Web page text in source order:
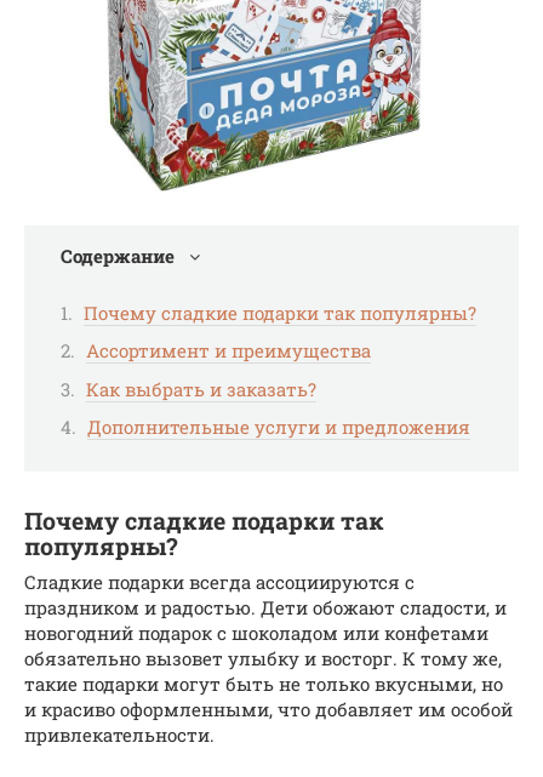
Содержание
Почему сладкие подарки так популярны?
Ассортимент и преимущества
Как выбрать и заказать?
Дополнительные услуги и предложения
Почему сладкие подарки так
популярны?
Сладкие подарки всегда ассоциируются с
праздником и радостью. Дети обожают сладости, и
новогодний подарок с шоколадом или конфетами
обязательно вызовет улыбку и восторг. К тому же,
такие подарки могут быть не только вкусными, но
и красиво оформленными, что добавляет им особой
привлекательности.